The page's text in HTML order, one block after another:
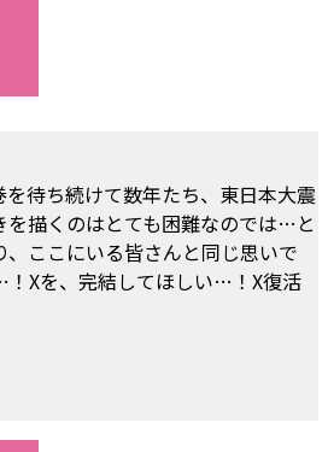
待ち続けて数年たち、東日本大震
を描くのはとても困難なのでは…と
ここにいる皆さんと同じ思いで
Xを、完結してほしい…！X復活